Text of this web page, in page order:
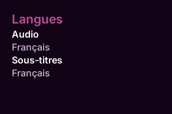
Langues
Audio
Français
Sous-titres
Français